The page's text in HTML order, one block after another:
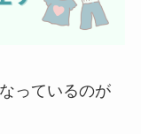
っているのが